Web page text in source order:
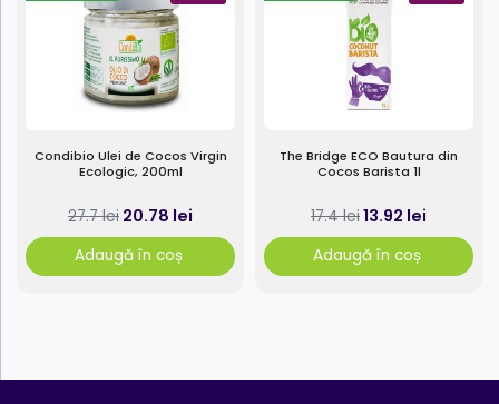
Condibio Ulei de Cocos Virgin
Ecologic, 200ml
27.7 lei 20.78 lei
Adaugă în coș
The Bridge ECO Bautura din
Cocos Barista 1l
17.4 lei13.92 lei
Adaugă în coș